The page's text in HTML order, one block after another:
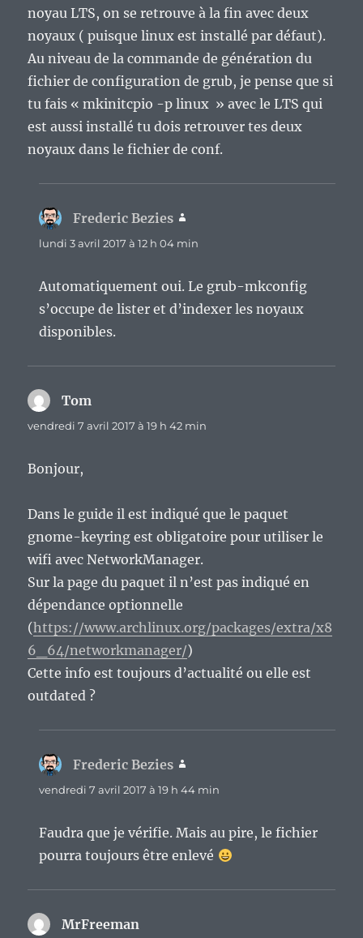
noyau LTS, on se retrouve à la fin avec deux
noyaux ( puisque linux est installé par défaut).
Au niveau de la commande de génération du
fichier de configuration de grub, je pense que si
tu fais « mkinitcpio -p linux » avec le LTS qui
est aussi installé tu dois retrouver tes deux
noyaux dans le fichier de conf.
Frederic Bezies
lundi 3 avril 2017 à 12 h 04 min
Automatiquement oui. Le grub-mkconfig
s’occupe de lister et d’indexer les noyaux
disponibles.
Tom
vendredi 7 avril 2017 à 19 h 42 min
Bonjour,
Dans le guide il est indiqué que le paquet
gnome-keyring est obligatoire pour utiliser le
wifi avec NetworkManager.
Sur la page du paquet il n’est pas indiqué en
dépendance optionnelle
(https://www.archlinux.org/packages/extra/x8
6_64/networkmanager/)
Cette info est toujours d’actualité ou elle est
outdated ?
Frederic Bezies
vendredi 7 avril 2017 à 19 h 44 min
Faudra que je vérifie. Mais au pire, le fichier
pourra toujours être enlevé
MrFreeman